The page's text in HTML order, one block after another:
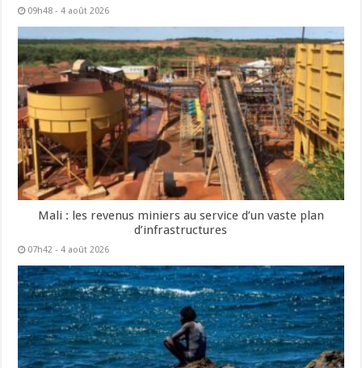
09h48 - 4 août 2026
Mali : les revenus miniers au service d’un vaste plan
d’infrastructures
07h42 - 4 août 2026